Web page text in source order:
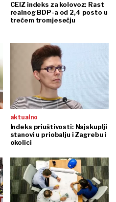
CEIZ indeks za kolovoz: Rast
realnog BDP-a od 2,4 posto u
trećem tromjesečju
aktualno
Indeks priuštivosti: Najskuplji
stanovi u priobalju i Zagrebu i
okolici